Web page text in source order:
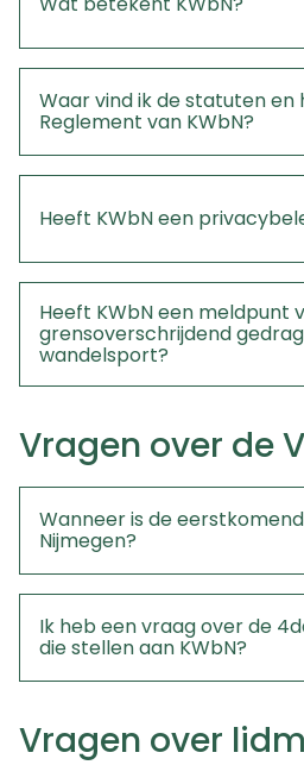
Waar vind ik de statuten en
Reglement van KWbN?
Heeft KWbN een
Heeft KWbN een meldpunt
grensoverschrijdend
wandelsport?
Vragen over de
Wanneer is de
Nijmegen?
Ik heb een vraag over de
die stellen aan KWbN?
Vragen over